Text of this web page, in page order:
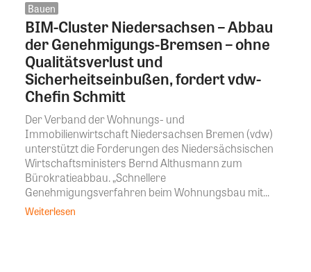
Bauen
BIM-Cluster Niedersachsen – Abbau
der Genehmigungs-Bremsen – ohne
Qualitätsverlust und
Sicherheitseinbußen, fordert vdw-
Chefin Schmitt
Der Verband der Wohnungs- und
Immobilienwirtschaft Niedersachsen Bremen (vdw)
unterstützt die Forderungen des Niedersächsischen
Wirtschaftsministers Bernd Althusmann zum
Bürokratieabbau. „Schnellere
Genehmigungsverfahren beim Wohnungsbau mit...
Weiterlesen